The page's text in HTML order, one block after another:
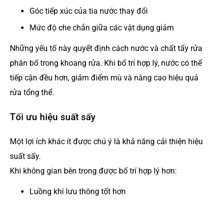
Góc tiếp xúc của tia nước thay đổi
Mức độ che chắn giữa các vật dụng giảm
Những yếu tố này quyết định cách nước và chất tẩy rửa
phân bố trong khoang rửa. Khi bố trí hợp lý, nước có thể
tiếp cận đều hơn, giảm điểm mù và nâng cao hiệu quả
rửa tổng thể.
Tối ưu hiệu suất sấy
Một lợi ích khác ít được chú ý là khả năng cải thiện hiệu
suất sấy.
Khi không gian bên trong được bố trí hợp lý hơn:
Luồng khí lưu thông tốt hơn